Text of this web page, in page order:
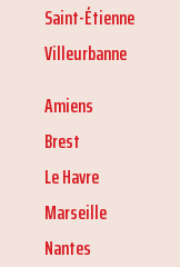
Saint-Étienne
Villeurbanne
Amiens
Brest
Le Havre
Marseille
Nantes